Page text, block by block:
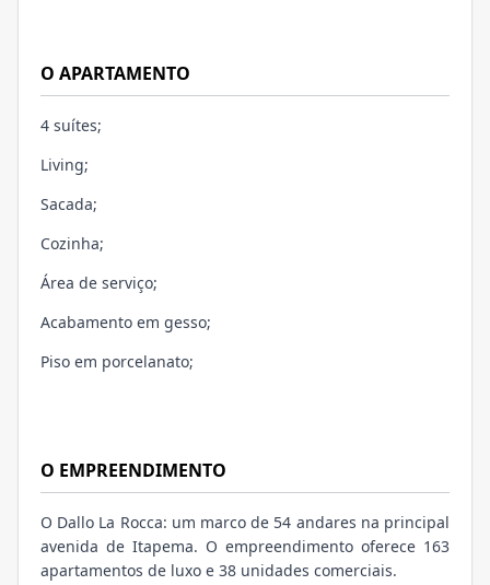
O APARTAMENTO
4 suítes;
Living;
Sacada;
Cozinha;
Área de serviço;
Acabamento em gesso;
Piso em porcelanato;
O EMPREENDIMENTO
O Dallo La Rocca: um marco de 54 andares na principal
avenida de Itapema. O empreendimento oferece 163
apartamentos de luxo e 38 unidades comerciais.